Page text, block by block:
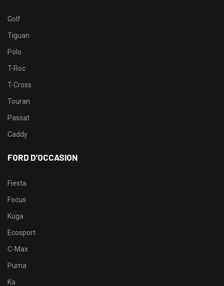
Golf
Tiguan
Polo
T-Roc
T-Cross
Touran
Passat
Caddy
FORD D’OCCASION
Fiesta
Focus
Kuga
Ecosport
C-Max
Puma
Ka